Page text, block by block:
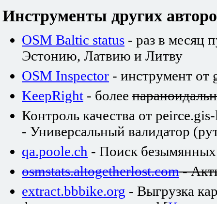
Инструменты других
OSM Baltic status - раз в месяц
Эстонию, Латвию и Литву
OSM Inspector - инструмент от
KeepRight - более
Контроль качества от
- Универсальный валидатор
qa.poole.ch - Поиск
osmstats.altogetherlost.com-
extract.bbbike.org - Выгрузка